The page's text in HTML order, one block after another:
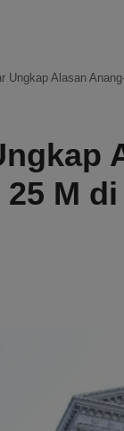
Ungkap Alasan
M